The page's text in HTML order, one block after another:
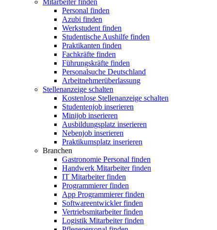
Mitarbeiter finden
Personal finden
Azubi finden
Werkstudent finden
Studentische Aushilfe finden
Praktikanten finden
Fachkräfte finden
Führungskräfte finden
Personalsuche Deutschland
Arbeitnehmerüberlassung
Stellenanzeige schalten
Kostenlose Stellenanzeige schalten
Studentenjob inserieren
Minijob inserieren
Ausbildungsplatz inserieren
Nebenjob inserieren
Praktikumsplatz inserieren
Branchen
Gastronomie Personal finden
Handwerk Mitarbeiter finden
IT Mitarbeiter finden
Programmierer finden
App Programmierer finden
Softwareentwickler finden
Vertriebsmitarbeiter finden
Logistik Mitarbeiter finden